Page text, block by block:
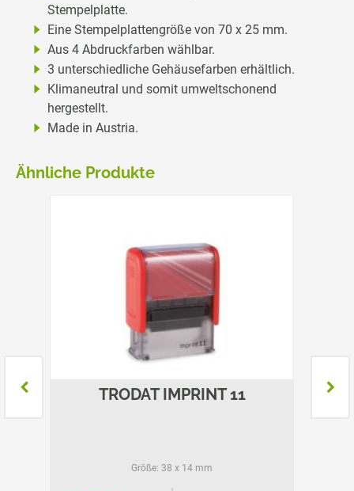
Stempelplatte.
Eine Stempelplattengröße von 70 x 25 mm.
Aus 4 Abdruckfarben wählbar.
3 unterschiedliche Gehäusefarben erhältlich.
Klimaneutral und somit umweltschonend
hergestellt.
Made in Austria.
Ähnliche Produkte
TRODAT IMPRINT 11
Größe: 38 x 14 mm